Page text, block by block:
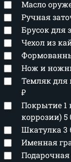
Масло
Ручная
Брусок для
Чехол из
Нож и
Темляк для
₽
Покрытие 1
коррозии)5
Шкатулка 3
Именная